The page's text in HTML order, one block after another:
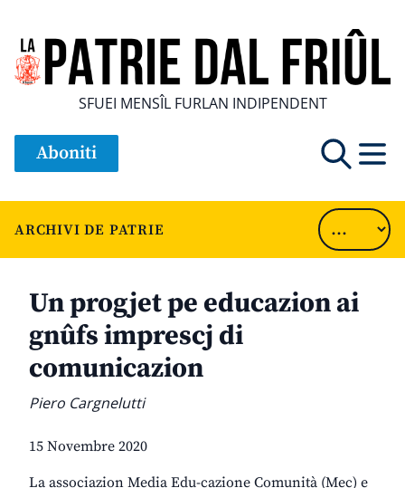
SFUEI MENSÎL FURLAN INDIPENDENT
Aboniti
ARCHIVI DE PATRIE
Un progjet pe educazion ai
gnûfs imprescj di
comunicazion
Piero Cargnelutti
15 Novembre 2020
La associazion Media Edu-cazione Comunità (Mec) e